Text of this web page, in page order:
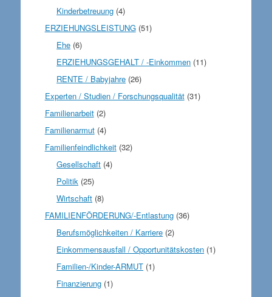
Kinderbetreuung (4)
ERZIEHUNGSLEISTUNG(51)
Ehe (6)
ERZIEHUNGSGEHALT / -Einkommen (11)
RENTE / Babyjahre (26)
Experten / Studien / Forschungsqualität(31)
Familienarbeit(2)
Familienarmut(4)
Familienfeindlichkeit(32)
Gesellschaft (4)
Politik (25)
Wirtschaft (8)
FAMILIENFÖRDERUNG/-Entlastung(36)
Berufsmöglichkeiten / Karriere (2)
Einkommensausfall / Opportunitätskosten (1)
Familien-/Kinder-ARMUT (1)
Finanzierung (1)